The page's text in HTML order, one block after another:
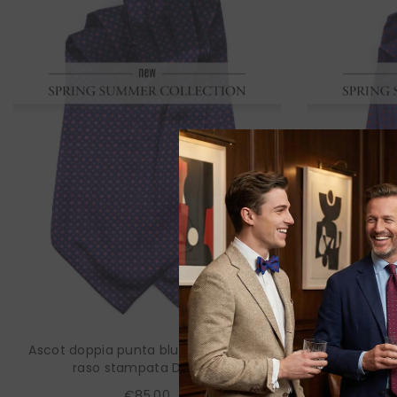
Ascot doppia punta blu scuro in seta
raso stampata DOMINK
Ascot